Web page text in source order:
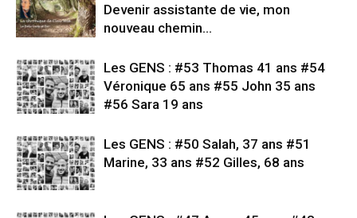
Devenir assistante de vie, mon
nouveau chemin…
Les GENS : #53 Thomas 41 ans #54
Véronique 65 ans #55 John 35 ans
#56 Sara 19 ans
Les GENS : #50 Salah, 37 ans #51
Marine, 33 ans #52 Gilles, 68 ans